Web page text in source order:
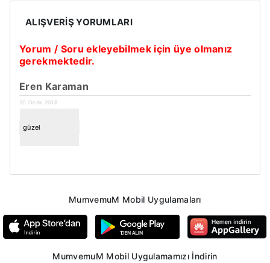
ALIŞVERIŞ YORUMLARI
Yorum / Soru ekleyebilmek için üye olmanız
gerekmektedir.
Eren Karaman
20 Ocak 2018
güzel
MumvemuM Mobil Uygulamaları
MumvemuM Mobil Uygulamamızı İndirin